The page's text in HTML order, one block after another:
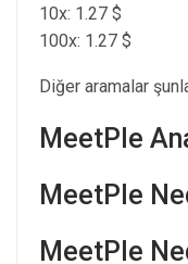
10x: 1.27 $
100x: 1.27 $
Diğer aramalar
MeetPle
MeetPle
MeetPle